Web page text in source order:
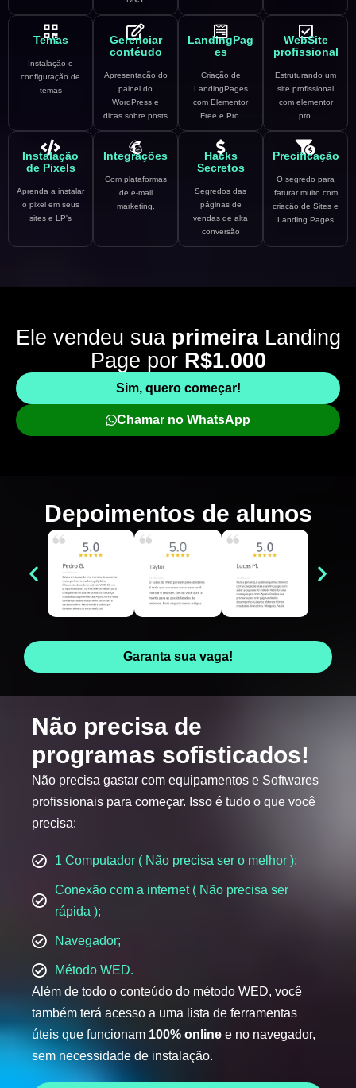
Temas
Instalação e
configuração de
temas
Gerenciar
contéudo
Apresentação do
painel do
WordPress e
dicas sobre posts
LandingPag
es
Criação de
LandingPages
com Elementor
Free e Pro.
WebSite
profissional
Estruturando um
site profissional
com elementor
pro.
Instalação
de Pixels
Aprenda a instalar
o pixel em seus
sites e LP's
Integrações
Com plataformas
de e-mail
marketing.
Hacks
Secretos
Segredos das
páginas de
vendas de alta
conversão
Precificação
O segredo para
faturar muito com
criação de Sites e
Landing Pages
Ele vendeu sua primeira Landing
Page por R$1.000
Sim, quero começar!
Chamar no WhatsApp
Depoimentos de alunos
Garanta sua vaga!
Não precisa de
programas sofisticados!
Não precisa gastar com equipamentos e Softwares
profissionais para começar. Isso é tudo o que você
precisa:
1 Computador ( Não precisa ser o melhor );
Conexão com a internet ( Não precisa ser
rápida );
Navegador;
Método WED.
Além de todo o conteúdo do método WED, você
também terá acesso a uma lista de ferramentas
úteis que funcionam 100% online e no navegador,
sem necessidade de instalação.